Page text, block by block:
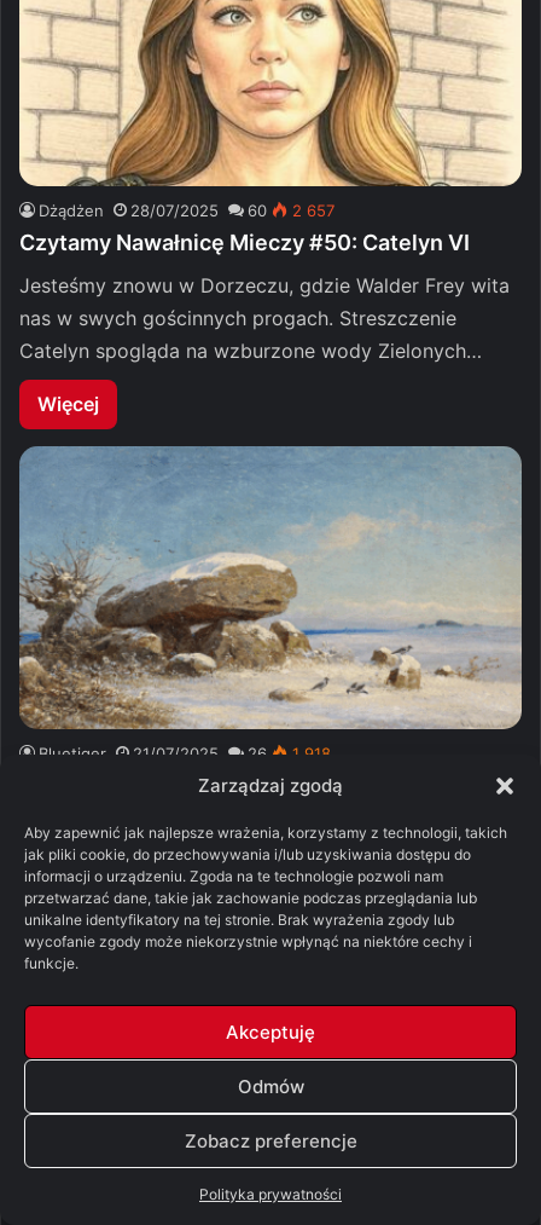
Zarządzaj zgodą
Aby zapewnić jak najlepsze wrażenia, korzystamy z technologii, takich
jak pliki cookie, do przechowywania i/lub uzyskiwania dostępu do
informacji o urządzeniu. Zgoda na te technologie pozwoli nam
przetwarzać dane, takie jak zachowanie podczas przeglądania lub
unikalne identyfikatory na tej stronie. Brak wyrażenia zgody lub
wycofanie zgody może niekorzystnie wpłynąć na niektóre cechy i
funkcje.
Akceptuję
Odmów
Zobacz preferencje
Polityka prywatności
Dżądżen 28/07/2025 60 2 657
Czytamy Nawałnicę Mieczy #50: Catelyn VI
Jesteśmy znowu w Dorzeczu, gdzie Walder Frey wita
nas w swych gościnnych progach. Streszczenie
Catelyn spogląda na wzburzone wody Zielonych…
Więcej
Bluetiger 21/07/2025 26 1 918
Czytamy Nawałnicę Mieczy #49: Jon VI
W Czarnym Zamku Jon dowiaduje się, co działo się,
odkąd wyruszył za Mur z lordem Mormontem. Nie są
to dobre…
Więcej